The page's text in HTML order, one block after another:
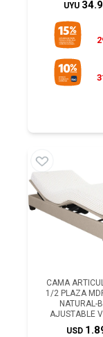
UYU
CAMA
1/2 PLAZA
NATURAL-
AJUSTABLE
USD